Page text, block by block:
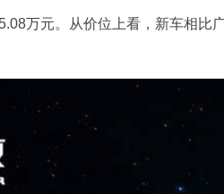
万元。从价位上看，新车相比